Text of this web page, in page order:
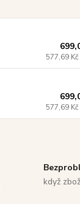
577,69 Kč
577,69 Kč
když